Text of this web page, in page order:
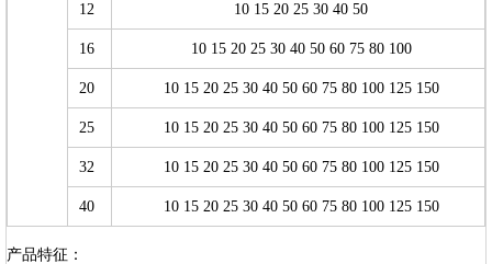
12 10 15 20 25 30 40 50
16 10 15 20 25 30 40 50 60 75 80 100
20 10 15 20 25 30 40 50 60 75 80 100 125 150
25 10 15 20 25 30 40 50 60 75 80 100 125 150
32 10 15 20 25 30 40 50 60 75 80 100 125 150
40 10 15 20 25 30 40 50 60 75 80 100 125 150
产品特征：